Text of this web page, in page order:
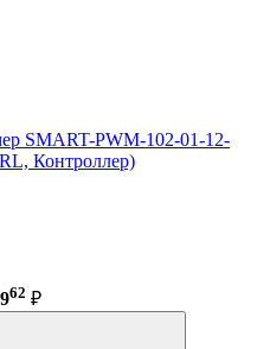
SMART-PWM-102-01-12-
Контроллер)
62 ₽